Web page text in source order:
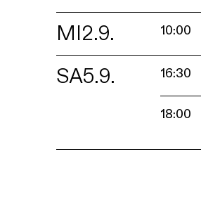
MI2.9. 10:00
SA5.9. 16:30
18:00